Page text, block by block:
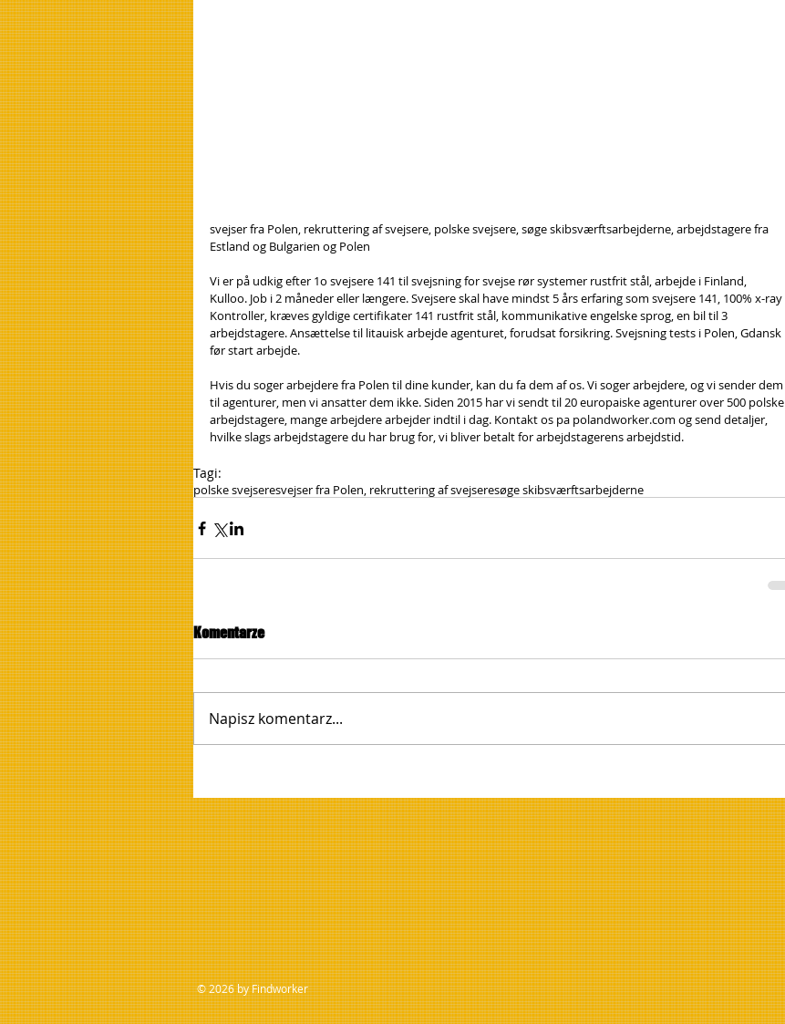
svejser fra Polen, rekruttering af svejsere, polske svejsere, søge skibsværftsarbejderne, arbejdstagere fra
Estland og Bulgarien og Polen
Vi er på udkig efter 1o svejsere 141 til svejsning for svejse rør systemer rustfrit stål, arbejde i Finland,
Kulloo. Job i 2 måneder eller længere. Svejsere skal have mindst 5 års erfaring som svejsere 141, 100% x-ray
Kontroller, kræves gyldige certifikater 141 rustfrit stål, kommunikative engelske sprog, en bil til 3
arbejdstagere. Ansættelse til litauisk arbejde agenturet, forudsat forsikring. Svejsning tests i Polen, Gdansk
før start arbejde.
Hvis du soger arbejdere fra Polen til dine kunder, kan du fa dem af os. Vi soger arbejdere, og vi sender dem
til agenturer, men vi ansatter dem ikke. Siden 2015 har vi sendt til 20 europaiske agenturer over 500 polske
arbejdstagere, mange arbejdere arbejder indtil i dag. Kontakt os pa polandworker.com og send detaljer,
hvilke slags arbejdstagere du har brug for, vi bliver betalt for arbejdstagerens arbejdstid.
Tagi:
polske svejseresvejser fra Polen, rekruttering af svejseresøge skibsværftsarbejderne
Komentarze
Napisz komentarz...
© 2026 by Findworker